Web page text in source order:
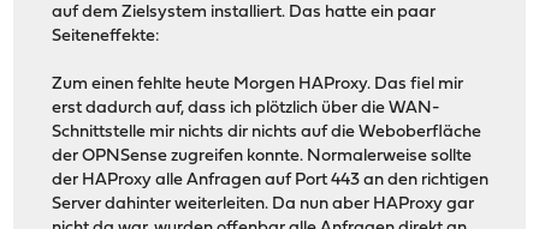
auf dem Zielsystem installiert. Das hatte ein paar
Seiteneffekte:
Zum einen fehlte heute Morgen HAProxy. Das fiel mir
erst dadurch auf, dass ich plötzlich über die WAN-
Schnittstelle mir nichts dir nichts auf die Weboberfläche
der OPNSense zugreifen konnte. Normalerweise sollte
der HAProxy alle Anfragen auf Port 443 an den richtigen
Server dahinter weiterleiten. Da nun aber HAProxy gar